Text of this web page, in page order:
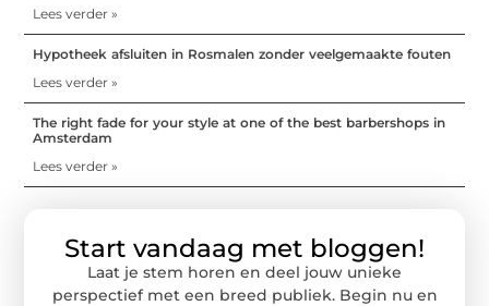
Lees verder »
Hypotheek afsluiten in Rosmalen zonder veelgemaakte fouten
Lees verder »
The right fade for your style at one of the best barbershops in
Amsterdam
Lees verder »
Start vandaag met bloggen!
Laat je stem horen en deel jouw unieke
perspectief met een breed publiek. Begin nu en